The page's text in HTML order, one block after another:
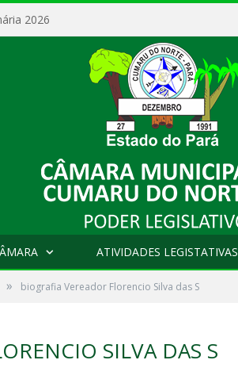
2026
ATIVIDADES LEGISTATIVAS
» biografia Vereador Florencio Silva das S
SILVA DAS S